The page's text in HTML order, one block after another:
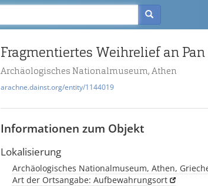
Fragmentiertes Weihrelief an
Archäologisches Nationalmuseum, Athen
arachne.dainst.org/entity/1144019
Informationen zum Objekt
Lokalisierung
Archäologisches Nationalmuseum, Athen,
Art der Ortsangabe: Aufbewahrungsort